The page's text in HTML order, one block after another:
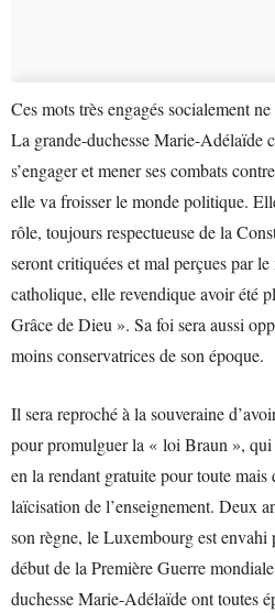
Ces mots très engagés socialement
La grande-duchesse Marie-Adélaïde
s’engager et mener ses combats
elle va froisser le monde politique.
rôle, toujours respectueuse de la
seront critiquées et mal perçues par
catholique, elle revendique avoir été
Grâce de Dieu ». Sa foi sera aussi
moins conservatrices de son époque.
Il sera reproché à la souveraine
pour promulguer la « loi Braun », qui
en la rendant gratuite pour toute
laïcisation de l’enseignement. Deux
son règne, le Luxembourg est envahi
début de la Première Guerre
duchesse Marie-Adélaïde ont toutes